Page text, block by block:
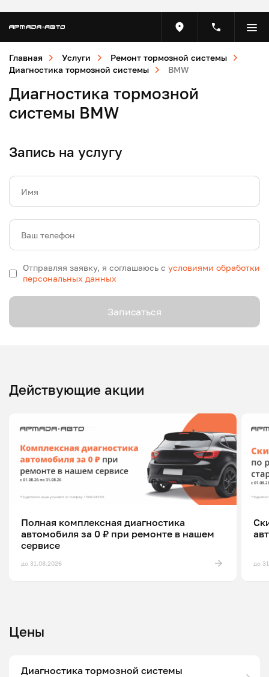
Главная Услуги
Ремонт тормозной системы
Диагностика тормозной системы
BMW
Диагностика тормозной
системы BMW
Запись на услугу
Имя
Ваш телефон
Отправляя заявку, я соглашаюсь с условиями обработки
персональных данных
Записаться
Действующие акции
Полная комплексная диагностика
автомобиля за 0 ₽ при ремонте в нашем
сервисе
до 31.08.2026 до
Цены
Диагностика тормозной системы